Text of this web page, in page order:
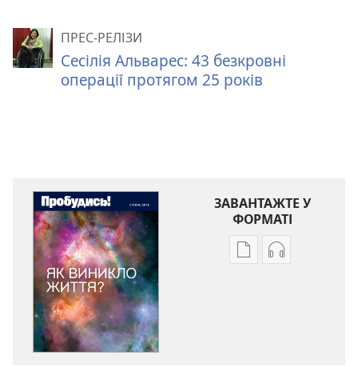
ПРЕС-РЕЛІЗИ
Сесілія Альварес: 43 безкровні
операції протягом 25 років
ЗАВАНТАЖТЕ У
ФОРМАТІ
ПараметриПараметри